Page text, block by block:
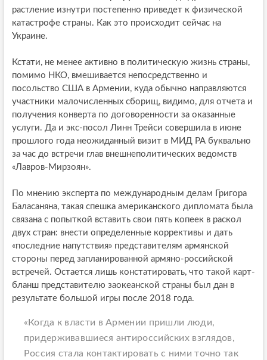
растление изнутри постепенно приведет к физической
катастрофе страны. Как это происходит сейчас на
Украине.
Кстати, не менее активно в политическую жизнь страны,
помимо НКО, вмешивается непосредственно и
посольство США в Армении, куда обычно направляются
участники малочисленных сборищ, видимо, для отчета и
получения конверта по договоренности за оказанные
услуги. Да и экс-посол Линн Трейси совершила в июне
прошлого года неожиданный визит в МИД РА буквально
за час до встречи глав внешнеполитических ведомств
«Лавров-Мирзоян».
По мнению эксперта по международным делам Григора
Баласаняна, такая спешка американского дипломата была
связана с попыткой вставить свои пять копеек в раскол
двух стран: внести определенные коррективы и дать
«последние напутствия» представителям армянской
стороны перед запланированной армяно-российской
встречей. Остается лишь констатировать, что такой карт-
бланш представителю заокеанской страны был дан в
результате большой игры после 2018 года.
«Когда к власти в Армении пришли люди,
придерживавшиеся антироссийских взглядов,
Россия стала контактировать с ними точно так